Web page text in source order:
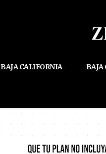
BAJA CALIFORNIA BAJA